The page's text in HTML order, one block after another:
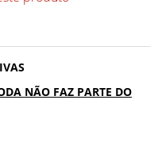
NÃO FAZ PARTE DO